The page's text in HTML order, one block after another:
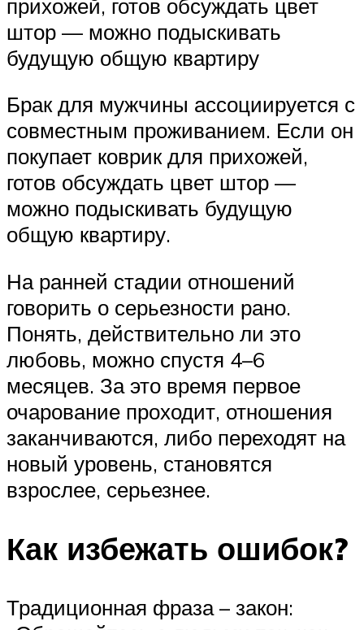
прихожей, готов обсуждать цвет
штор — можно подыскивать
будущую общую квартиру
Брак для мужчины ассоциируется с
совместным проживанием. Если он
покупает коврик для прихожей,
готов обсуждать цвет штор —
можно подыскивать будущую
общую квартиру.
На ранней стадии отношений
говорить о серьезности рано.
Понять, действительно ли это
любовь, можно спустя 4–6
месяцев. За это время первое
очарование проходит, отношения
заканчиваются, либо переходят на
новый уровень, становятся
взрослее, серьезнее.
Как избежать ошибок?
Традиционная фраза – закон: